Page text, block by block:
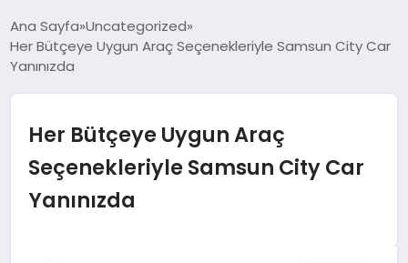
MAGAZIN
Ana Sayfa Uncategorized
Her Bütçeye Uygun Araç Seçenekleriyle Samsun City Car
Yanınızda
Her Bütçeye Uygun Araç
Seçenekleriyle Samsun City Car
Yanınızda